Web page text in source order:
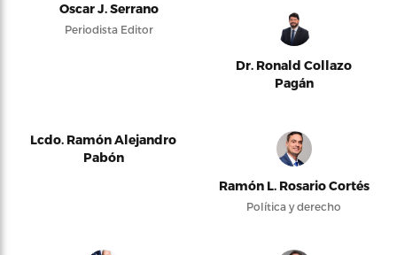
Oscar J. Serrano
Periodista Editor
Dr. Ronald Collazo
Pagán
Lcdo. Ramón Alejandro
Pabón
Ramón L. Rosario Cortés
Política y derecho